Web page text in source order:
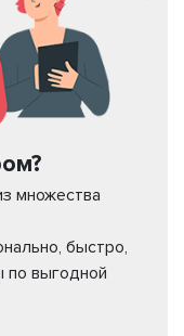
множества
быстро,
по выгодной